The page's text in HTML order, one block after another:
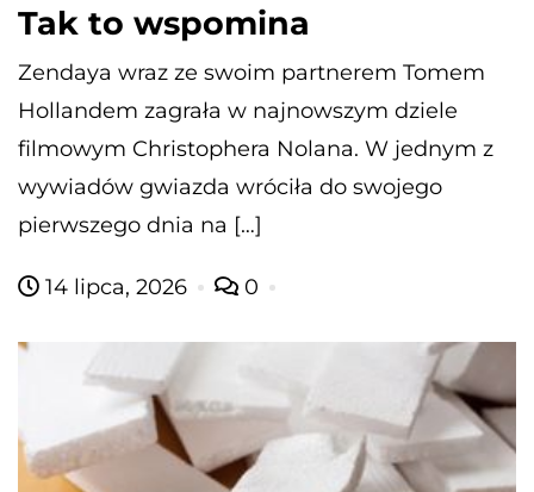
Tak to wspomina
Zendaya wraz ze swoim partnerem Tomem
Hollandem zagrała w najnowszym dziele
filmowym Christophera Nolana. W jednym z
wywiadów gwiazda wróciła do swojego
pierwszego dnia na […]
14 lipca, 2026 0